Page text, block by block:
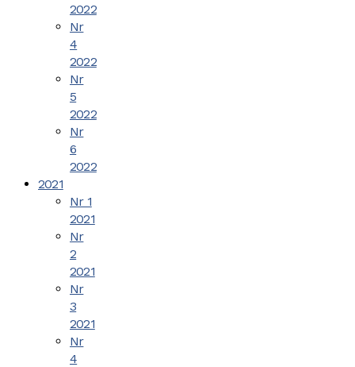
2022
Nr
4
2022
Nr
5
2022
Nr
6
2022
2021
Nr 1
2021
Nr
2
2021
Nr
3
2021
Nr
4